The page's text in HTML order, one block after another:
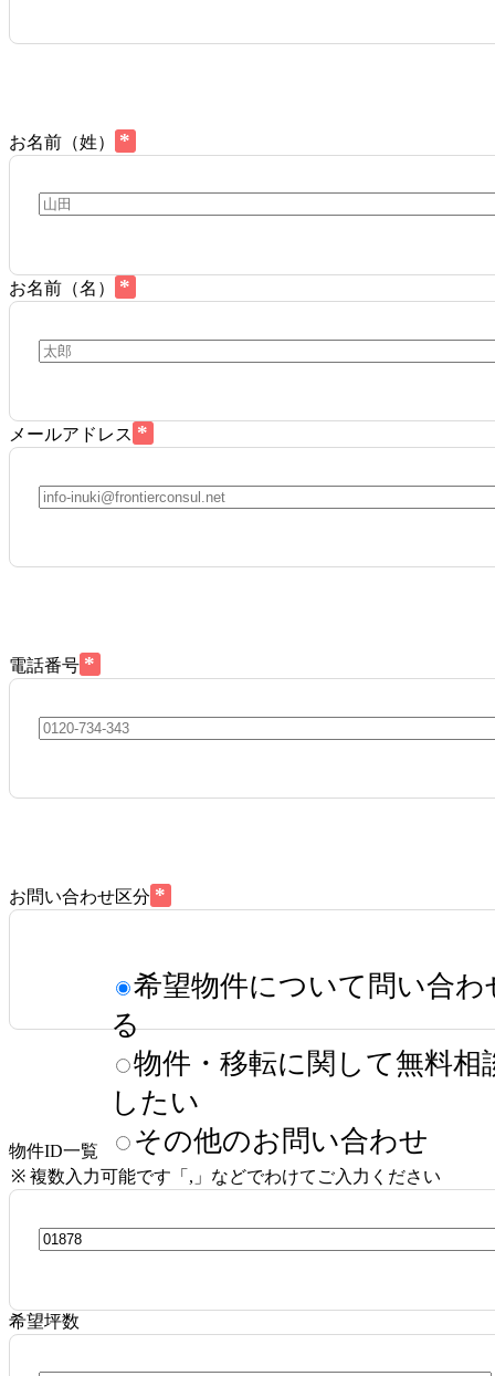
お名前（姓） *
お名前（名） *
メールアドレス *
電話番号 *
お問い合わせ区分 *
希望物件について問い合わ
る
物件・移転に関して無料相
したい
その他のお問い合わせ
物件ID一覧
※ 複数入力可能です「,」などでわけてご入力ください
希望坪数